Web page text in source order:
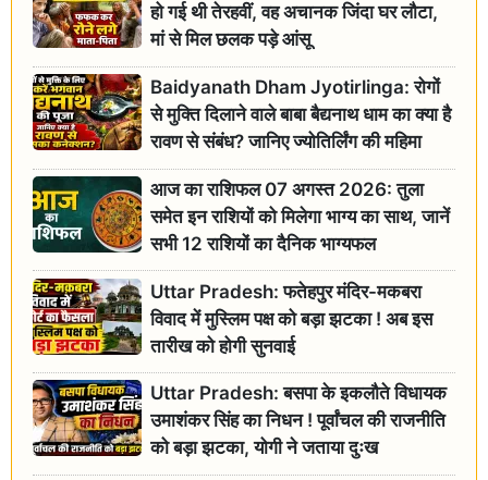
हो गई थी तेरहवीं, वह अचानक जिंदा घर लौटा,
मां से मिल छलक पड़े आंसू
Baidyanath Dham Jyotirlinga: रोगों
से मुक्ति दिलाने वाले बाबा बैद्यनाथ धाम का क्या है
रावण से संबंध? जानिए ज्योतिर्लिंग की महिमा
आज का राशिफल 07 अगस्त 2026: तुला
समेत इन राशियों को मिलेगा भाग्य का साथ, जानें
सभी 12 राशियों का दैनिक भाग्यफल
Uttar Pradesh: फतेहपुर मंदिर-मकबरा
विवाद में मुस्लिम पक्ष को बड़ा झटका ! अब इस
तारीख को होगी सुनवाई
Uttar Pradesh: बसपा के इकलौते विधायक
उमाशंकर सिंह का निधन ! पूर्वांचल की राजनीति
को बड़ा झटका, योगी ने जताया दुःख